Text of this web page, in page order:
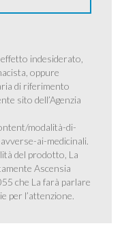
indesiderato,
oppure
di riferimento
sito dell’Agenzia
modalità-di-
ai-medicinali.
del prodotto, La
Ascensia
che La farà parlare
per l’attenzione.